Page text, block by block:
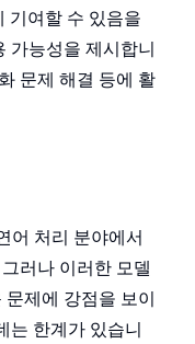
기여할 수 있음을
가능성을 제시합니
문제 해결 등에 활
어 처리 분야에서
러나 이러한 모델
제에 강점을 보이
는 한계가 있습니